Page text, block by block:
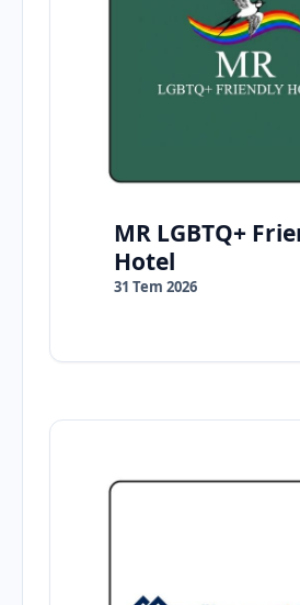
MR LGBTQ+
Hotel
31 Tem 2026